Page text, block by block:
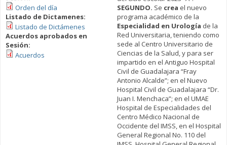
Orden del día
Listado de Dictamenes:
Listado de Dictámenes
Acuerdos aprobados en
Sesión:
Acuerdos
SEGUNDO. Se crea el nuevo
programa académico de la
Especialidad en Urología de la
Red Universitaria, teniendo como
sede al Centro Universitario de
Ciencias de la Salud, y para ser
impartido en el Antiguo Hospital
Civil de Guadalajara “Fray
Antonio Alcalde”; en el Nuevo
Hospital Civil de Guadalajara “Dr.
Juan I. Menchaca”; en el UMAE
Hospital de Especialidades del
Centro Médico Nacional de
Occidente del IMSS, en el Hospital
General Regional No. 110 del